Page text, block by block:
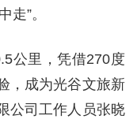
走”。
公里，凭借270度
，成为光谷文旅新
公司工作人员张晓